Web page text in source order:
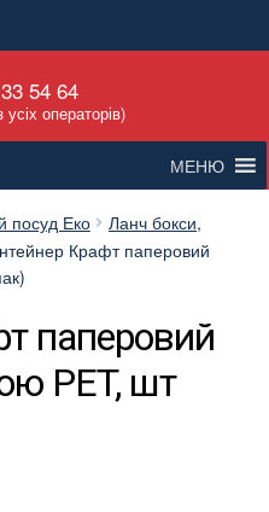
54 64
операторів)
МЕНЮ
посуд Еко
Ланч бокси,
Крафт паперовий
паперовий
PET, шт